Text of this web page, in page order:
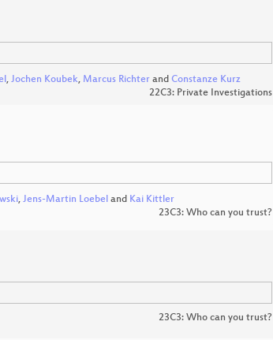
, Jochen Koubek, Marcus Richter and Constanze Kurz
22C3: Private Investigations
, Jens-Martin Loebel and Kai Kittler
23C3: Who can you trust?
23C3: Who can you trust?